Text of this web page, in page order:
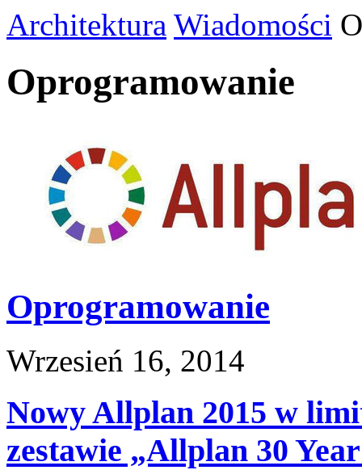
Architektura Wiadomości
Oprogramowanie
Oprogramowanie
Wrzesień 16, 2014
Nowy Allplan 2015 w
zestawie „Allplan 30